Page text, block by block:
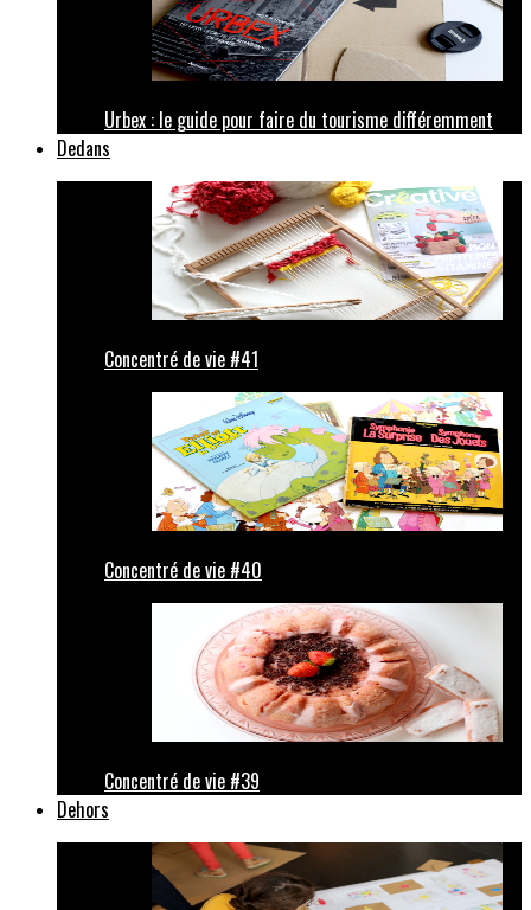
Urbex : le guide pour faire du tourisme différemment
Dedans
Concentré de vie #41
Concentré de vie #40
Concentré de vie #39
Dehors